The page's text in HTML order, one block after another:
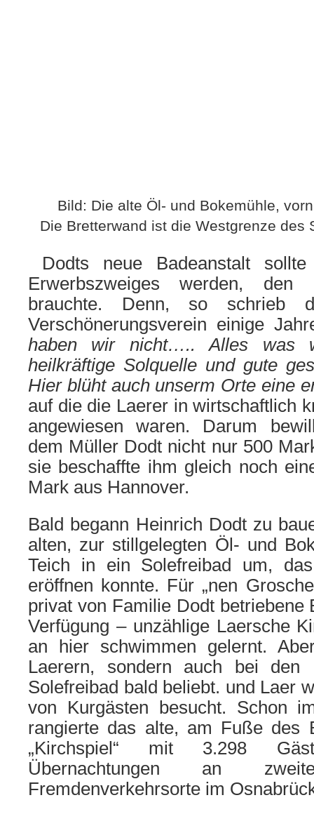
Bild: Die alte Öl- und Bokemühle,
Die Bretterwand ist die Westgrenze des
Dodts neue Badeanstalt
Erwerbszweiges werden,
brauchte. Denn, so schrieb
Verschönerungsverein einige
haben wir nicht….. Alles was
heilkräftige Solquelle und gute
Hier blüht auch unserm Orte eine
auf die die Laerer in wirtschaftlich
angewiesen waren. Darum
dem Müller Dodt nicht nur 500
sie beschaffte ihm gleich noch
Mark aus Hannover.
Bald begann Heinrich Dodt zu
alten, zur stillgelegten Öl- und
Teich in ein Solefreibad um,
eröffnen konnte. Für „nen
privat von Familie Dodt betriebene
Verfügung – unzählige Laersche
an hier schwimmen gelernt.
Laerern, sondern auch bei den
Solefreibad bald beliebt. und Laer
von Kurgästen besucht. Schon
rangierte das alte, am Fuße des
„Kirchspiel“ mit 3.298
Übernachtungen an
Fremdenverkehrsorte im